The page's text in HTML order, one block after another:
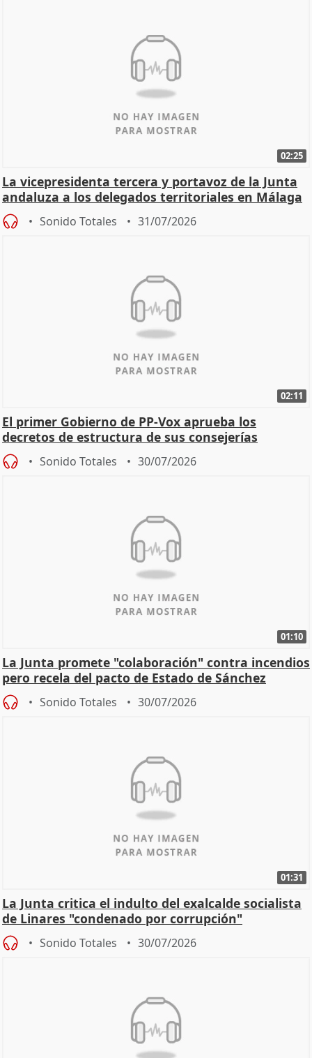
02:25
La vicepresidenta tercera y portavoz de la Junta
andaluza a los delegados territoriales en Málaga
Sonido Totales 31/07/2026
02:11
El primer Gobierno de PP-Vox aprueba los
decretos de estructura de sus consejerías
Sonido Totales 30/07/2026
01:10
La Junta promete "colaboración" contra incendios
pero recela del pacto de Estado de Sánchez
Sonido Totales 30/07/2026
01:31
La Junta critica el indulto del exalcalde socialista
de Linares "condenado por corrupción"
Sonido Totales 30/07/2026